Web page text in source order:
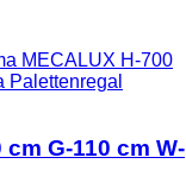
MECALUX H-700
Palettenregal
G-110 cm W-